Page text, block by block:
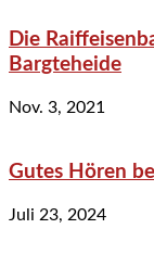
Die
Bargteheide
Nov. 3, 2021
Gutes Hören
Juli 23, 2024